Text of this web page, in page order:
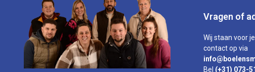
Vragen of
Wij staan voor
contact op via
Bel (+31) 073-